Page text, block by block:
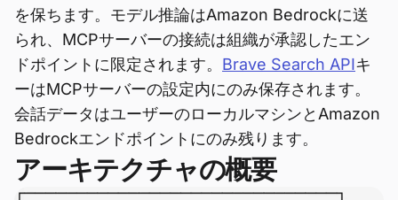
を保ちます。モデル推論はAmazon Bedrockに送
られ、MCPサーバーの接続は組織が承認したエン
ドポイントに限定されます。 Brave Search APIキ
ーはMCPサーバーの設定内にのみ保存されます。
会話データはユーザーのローカルマシンとAmazon
Bedrockエンドポイントにのみ残ります。
アーキテクチャの概要